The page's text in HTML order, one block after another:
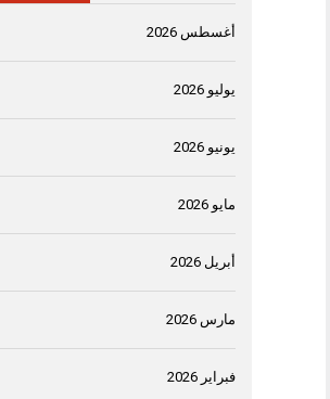
أغسطس 2026
يوليو 2026
يونيو 2026
مايو 2026
أبريل 2026
مارس 2026
فبراير 2026